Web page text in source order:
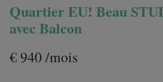
Quartier EU! Beau
avec Balcon
€ 940 /mois